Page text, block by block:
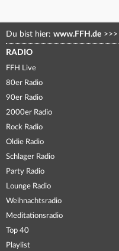
Du bist hier: www.FFH.de >>>
RADIO
FFH Live
80er Radio
90er Radio
2000er Radio
Rock Radio
Oldie Radio
Schlager Radio
Party Radio
Lounge Radio
Weihnachtsradio
Meditationsradio
Top 40
Playlist